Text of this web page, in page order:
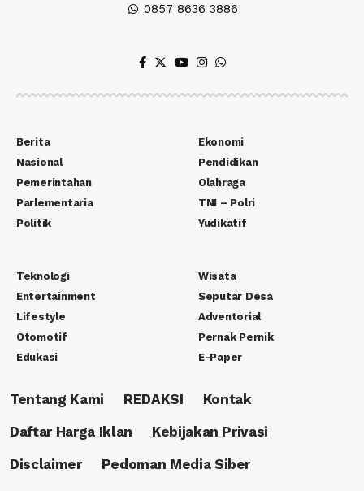
0857 8636 3886
Berita
Nasional
Pemerintahan
Parlementaria
Politik
Ekonomi
Pendidikan
Olahraga
TNI – Polri
Yudikatif
Teknologi
Entertainment
Lifestyle
Otomotif
Edukasi
Wisata
Seputar Desa
Adventorial
Pernak Pernik
E-Paper
Tentang Kami REDAKSI
Kontak
Daftar Harga Iklan
Kebijakan Privasi
Disclaimer
Pedoman Media Siber